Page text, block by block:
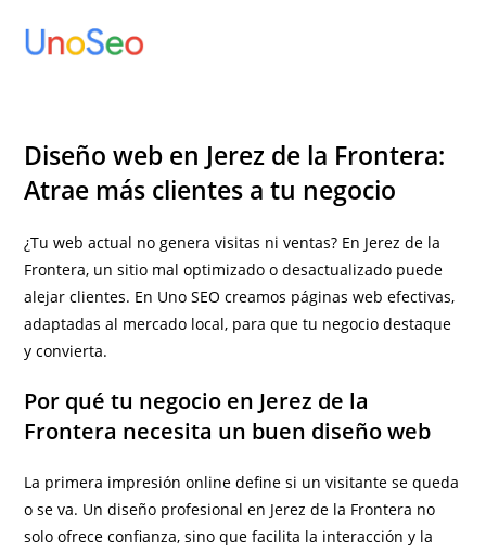
Diseño web en Jerez de la Frontera:
Atrae más clientes a tu negocio
¿Tu web actual no genera visitas ni ventas? En Jerez de la
Frontera, un sitio mal optimizado o desactualizado puede
alejar clientes. En Uno SEO creamos páginas web efectivas,
adaptadas al mercado local, para que tu negocio destaque
y convierta.
Por qué tu negocio en Jerez de la
Frontera necesita un buen diseño web
La primera impresión online define si un visitante se queda
o se va. Un diseño profesional en Jerez de la Frontera no
solo ofrece confianza, sino que facilita la interacción y la